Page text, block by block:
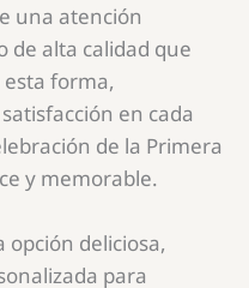
una atención
de alta calidad que
forma,
en cada
de la Primera
y memorable.
opción deliciosa,
para